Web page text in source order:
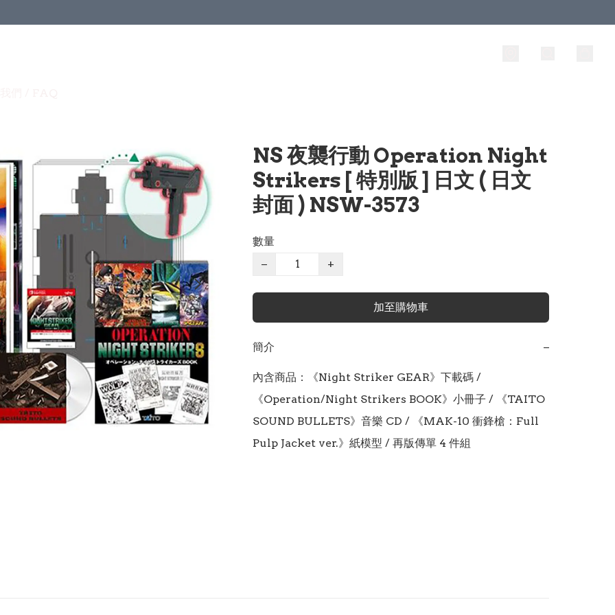
NS 夜襲行動 Operation Night
Strikers [ 特別版 ] 日文 ( 日文
封面 ) NSW-3573
數量
−
+
加至購物車
簡介 −
內含商品：《Night Striker GEAR》下載碼 /
《Operation/Night Strikers BOOK》小冊子 / 《TAITO
SOUND BULLETS》音樂 CD / 《MAK-10 衝鋒槍：Full
Pulp Jacket ver.》紙模型 / 再版傳單 4 件組